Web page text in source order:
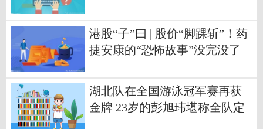
港股“子”曰 | 股价“脚踝斩”！药
捷安康的“恐怖故事”没完没了
湖北队在全国游泳冠军赛再获
金牌 23岁的彭旭玮堪称全队定